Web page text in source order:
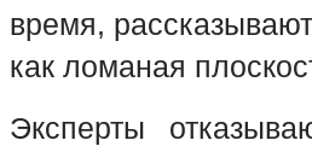
время,
как ломаная
Эксперты